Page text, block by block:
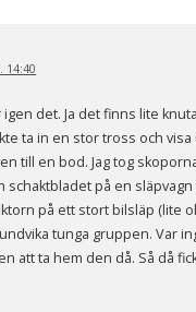
14:40
det. Ja det finns lite
ta in en stor tross och
till en bod. Jag tog
schaktbladet på en
på ett stort bilsläp (lite
tunga gruppen. Var
att ta hem den då. Så då